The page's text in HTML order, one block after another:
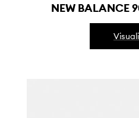
NEW BALANCE